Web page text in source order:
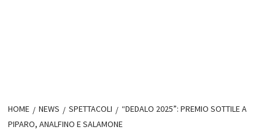
HOME NEWS SPETTACOLI
“DEDALO 2025”: PREMIO SOTTILE A
PIPARO, ANALFINO E SALAMONE